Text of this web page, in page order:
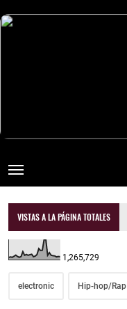
VISTAS A LA PÁGINA TOTALES
1,265,729
electronic Hip-hop/Rap